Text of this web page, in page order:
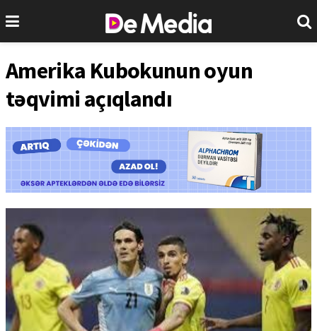
Amerika Kubokunun oyun
təqvimi açıqlandı